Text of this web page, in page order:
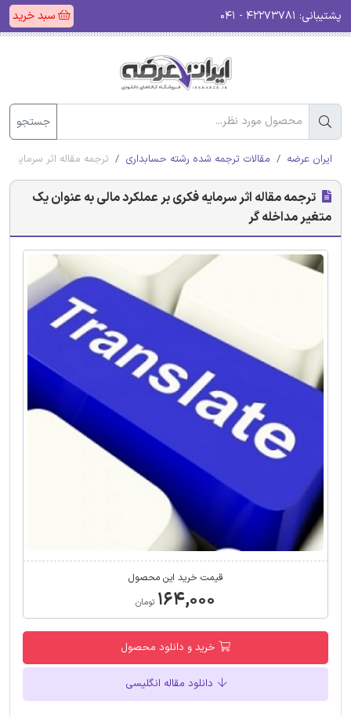
پشتیبانی: سبد خرید
جستجو
ایران عرضه مقالات ترجمه شده رشته حسابداری ترجمه مقاله اثر سرمایه
ترجمه مقاله اثر سرمایه فکری بر عملکرد مالی به عنوان یک
متغیر مداخله گر
قیمت خرید این محصول
۱۶۴,۰۰۰ تومان
خرید و دانلود محصول
دانلود مقاله انگلیسی